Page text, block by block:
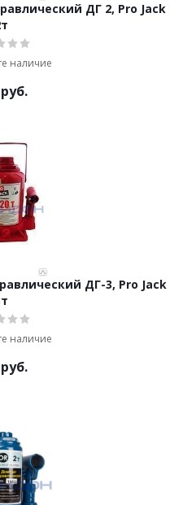
ДГ 2, Pro Jack
наличие
ДГ-3, Pro Jack
наличие